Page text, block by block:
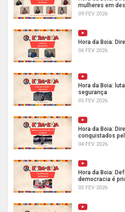
mulheres em
09 FEV 2026
Hora da Boia:
06 FEV 2026
Hora da Boia:
segurança
05 FEV 2026
Hora da Boia:
conquistados
04 FEV 2026
Hora da Boia:
democracia é
03 FEV 2026